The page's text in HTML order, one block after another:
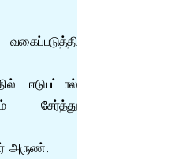
ஈடுபட்டால்
சேர்த்து
அருண்.